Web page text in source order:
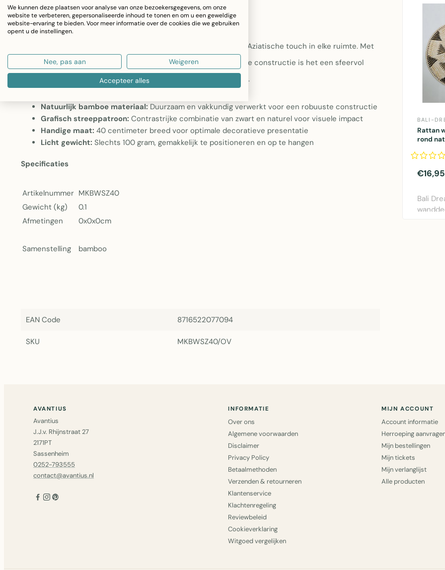
Bamboo Waaier streep Zwart/naturel 40cm
Deze decoratieve handwaaier van natuurlijk bamboe brengt een Aziatische touch in elke ruimte. Met
zijn elegante zwart-naturel streeppatroon en doordachte bamboe constructie is het een sfeervol
accessoire dat zowel klassiek als contemporary interieur verrijkt.
Natuurlijk bamboe materiaal: Duurzaam en vakkundig verwerkt voor een robuuste constructie
Grafisch streeppatroon: Contrastrijke combinatie van zwart en naturel voor visuele impact
Handige maat: 40 centimeter breed voor optimale decoratieve presentatie
Licht gewicht: Slechts 100 gram, gemakkelijk te positioneren en op te hangen
Specificaties
Artikelnummer MKBWSZ40
Gewicht (kg)
0.1
Afmetingen
0x0x0cm
Samenstelling bamboo
EAN Code 8716522077094
SKU MKBWSZ40/OV
BALI-
Rattan
rond
€16,95
Bali
AVANTIUS
Avantius
J.J.v. Rhijnstraat 27
2171PT
Sassenheim
0252-793555
contact@avantius.nl
INFORMATIE
Over ons
Algemene voorwaarden
Disclaimer
Privacy Policy
Betaalmethoden
Verzenden & retourneren
Klantenservice
Klachtenregeling
Reviewbeleid
Cookieverklaring
Witgoed vergelijken
MIJN ACCOUNT
Account informatie
Herroeping
Mijn bestellingen
Mijn tickets
Mijn verlanglijst
Alle producten
We kunnen deze plaatsen voor analyse van onze bezoekersgegevens, om onze
website te verbeteren, gepersonaliseerde inhoud te tonen en om u een geweldige
website-ervaring te bieden. Voor meer informatie over de cookies die we gebruiken
opent u de instellingen.
Nee, pas aan Weigeren
Accepteer alles